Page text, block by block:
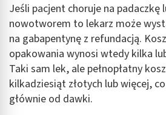
Jeśli pacjent choruje na
nowotworem to lekarz może
na gabapentynę z refundacją.
opakowania wynosi wtedy kilka
Taki sam lek, ale pełnopłatny
kilkadziesiąt złotych lub więcej,
głównie od dawki.